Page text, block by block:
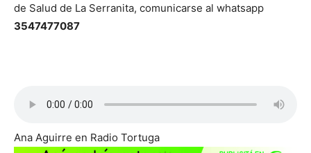
de Salud de La Serranita, comunicarse al whatsapp
3547477087
Ana Aguirre en Radio Tortuga